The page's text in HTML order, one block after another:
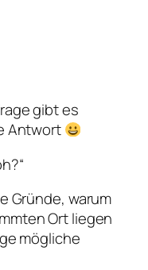
gibt es
Antwort
Gründe, warum
Ort liegen
mögliche